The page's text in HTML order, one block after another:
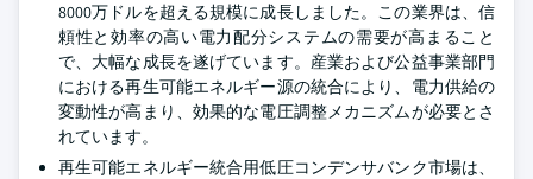
8000万ドルを超える規模に成長しました。この業界は、信
頼性と効率の高い電力配分システムの需要が高まること
で、大幅な成長を遂げています。産業および公益事業部門
における再生可能エネルギー源の統合により、電力供給の
変動性が高まり、効果的な電圧調整メカニズムが必要とさ
れています。
再生可能エネルギー統合用低圧コンデンサバンク市場は、